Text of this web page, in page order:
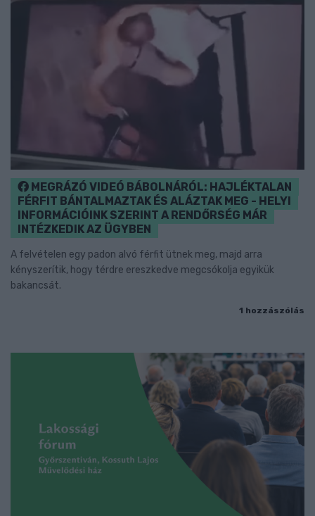
MEGRÁZÓ VIDEÓ BÁBOLNÁRÓL: HAJLÉKTALAN
FÉRFIT BÁNTALMAZTAK ÉS ALÁZTAK MEG - HELYI
INFORMÁCIÓINK SZERINT A RENDŐRSÉG MÁR
INTÉZKEDIK AZ ÜGYBEN
A felvételen egy padon alvó férfit ütnek meg, majd arra
kényszerítik, hogy térdre ereszkedve megcsókolja egyikük
bakancsát.
1 hozzászólás